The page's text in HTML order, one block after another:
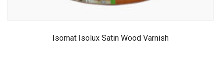
Isomat Isolux Satin Wood Varnish